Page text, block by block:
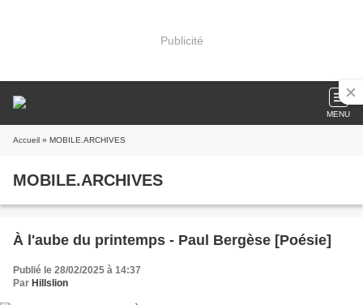
Publicité
MENU
Accueil » MOBILE.ARCHIVES
MOBILE.ARCHIVES
À l'aube du printemps - Paul Bergèse [Poésie]
Publié le 28/02/2025 à 14:37
Par Hillslion